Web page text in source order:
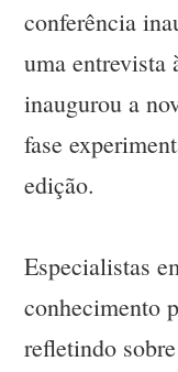
conferência
uma
inaugurou a
fase
edição.
Especialistas
conhecimento
refletindo